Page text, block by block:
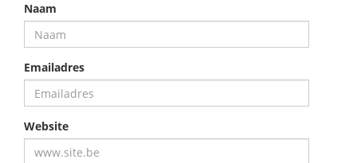
Naam
Emailadres
Website